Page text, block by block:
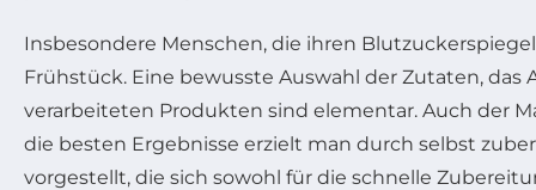
Insbesondere Menschen, die ihren
Frühstück. Eine bewusste Auswahl der Zutaten,
verarbeiteten Produkten sind elementar. Auch der
die besten Ergebnisse erzielt man durch selbst
vorgestellt, die sich sowohl für die schnelle